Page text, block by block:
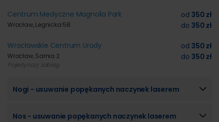
Centrum Medyczne Magnolia Park
Wrocław, Legnicka 58
od 350 zł
do 350 zł
Wrocławskie Centrum Urody
Wrocław, Sarnia 2
Pojedynczy zabieg
od 350 zł
do 350 zł
Nogi - usuwanie popękanych naczynek laserem
Nos - usuwanie popękanych naczynek laserem